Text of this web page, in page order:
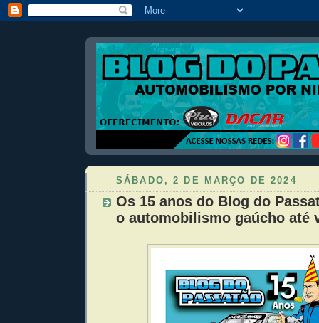
SÁBADO, 2 DE MARÇO DE 2024
Os 15 anos do Blog do
o automobilismo gaúcho até